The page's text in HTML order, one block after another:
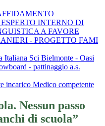
INTERNO DI
A FAVORE
- PROGETTO FAMI
Italiana Sci Bielmonte - Oasi
- pattinaggio a.s.
incarico Medico competente
Nessun passo
di scuola”